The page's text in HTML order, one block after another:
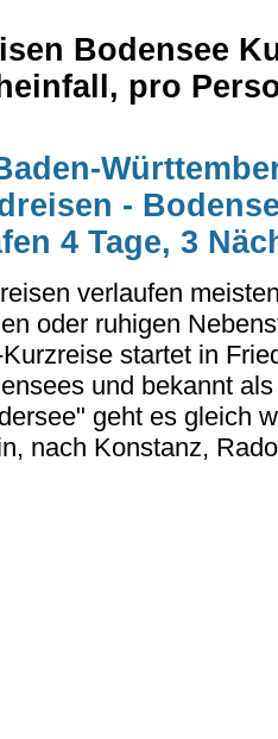
Bodensee
pro
-
4 Tage, 3
verlaufen
oder ruhigen
startet in
und bekannt
geht es gleich
nach Konstanz,